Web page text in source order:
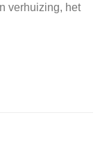
verhuizing, het